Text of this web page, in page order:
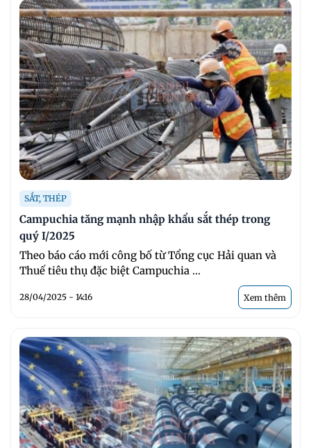
SẮT, THÉP
Campuchia tăng mạnh nhập khẩu sắt thép trong
quý I/2025
Theo báo cáo mới công bố từ Tổng cục Hải quan và
Thuế tiêu thụ đặc biệt Campuchia ...
28/04/2025 - 14:16 Xem thêm